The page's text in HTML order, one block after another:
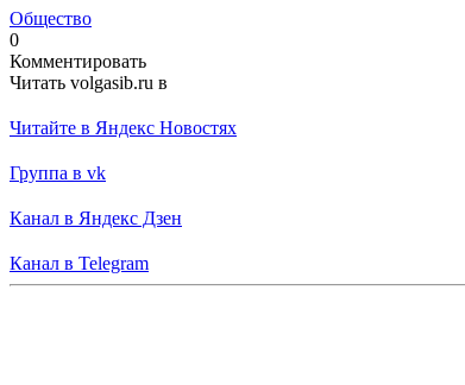
Общество
0
Комментировать
Читать volgasib.ru в
Читайте в Яндекс Новостях
Группа в vk
Канал в Яндекс Дзен
Канал в Telegram